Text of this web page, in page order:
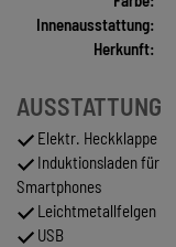
Innenausstattung:
Herkunft:
AUSSTATTUNG
Elektr. Heckklappe
Induktionsladen für
Smartphones
Leichtmetallfelgen
USB